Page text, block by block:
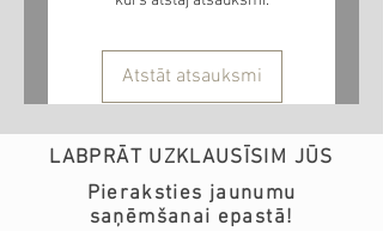
Atstāt atsauksmi
LABPRĀT UZKLAUSĪSIM JŪS
Pieraksties jaunumu
saņēmšanai epastā!